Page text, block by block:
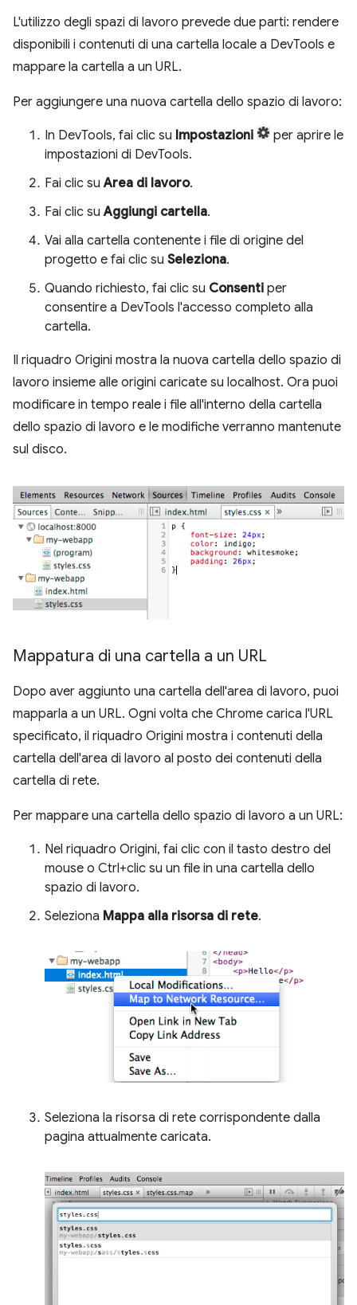
L'utilizzo degli spazi di lavoro prevede due parti: rendere
disponibili i contenuti di una cartella locale a DevTools e
mappare la cartella a un URL.
Per aggiungere una nuova cartella dello spazio di lavoro:
In DevTools, fai clic su Impostazioni
per aprire le
impostazioni di DevTools.
Fai clic suArea di lavoro.
Fai clic suAggiungi cartella.
Vai alla cartella contenente i file di origine del
progetto e fai clic su Seleziona.
Quando richiesto, fai clic su Consenti per
consentire a DevTools l'accesso completo alla
cartella.
Il riquadro Origini mostra la nuova cartella dello spazio di
lavoro insieme alle origini caricate su localhost. Ora puoi
modificare in tempo reale i file all'interno della cartella
dello spazio di lavoro e le modifiche verranno mantenute
sul disco.
Mappatura di una cartella a un URL
Dopo aver aggiunto una cartella dell'area di lavoro, puoi
mapparla a un URL. Ogni volta che Chrome carica l'URL
specificato, il riquadro Origini mostra i contenuti della
cartella dell'area di lavoro al posto dei contenuti della
cartella di rete.
Per mappare una cartella dello spazio di lavoro a un URL:
Nel riquadro Origini, fai clic con il tasto destro del
mouse o Ctrl+clic su un file in una cartella dello
spazio di lavoro.
Seleziona Mappa alla risorsa di rete.
Seleziona la risorsa di rete corrispondente dalla
pagina attualmente caricata.